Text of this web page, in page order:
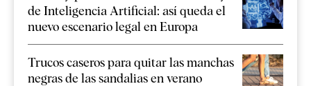
de Inteligencia Artificial: así queda el
nuevo escenario legal en Europa
Trucos caseros para quitar las manchas
negras de las sandalias en verano